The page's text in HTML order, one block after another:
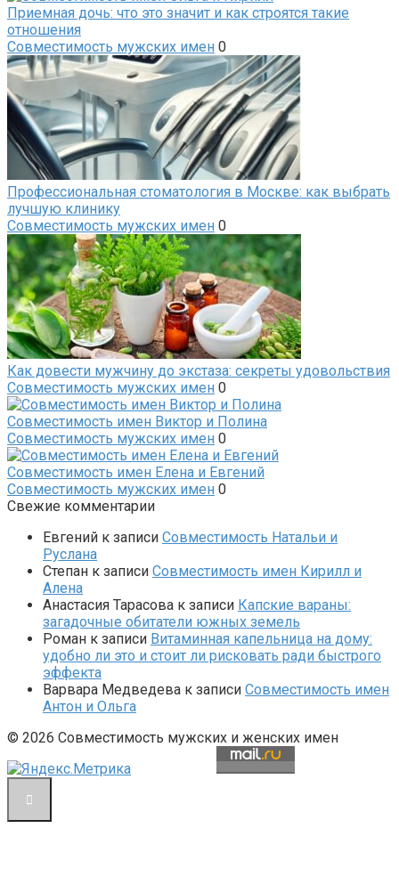
Приемная дочь: что это значит и как строятся такие
отношения
Совместимость мужских имен 0
Профессиональная стоматология в Москве: как выбрать
лучшую клинику
Совместимость мужских имен 0
Как довести мужчину до экстаза: секреты удовольствия
Совместимость мужских имен 0
Совместимость имен Виктор и Полина
Совместимость мужских имен 0
Совместимость имен Елена и Евгений
Совместимость мужских имен 0
Свежие комментарии
Евгений к записи Совместимость Натальи и
Руслана
Степан к записи Совместимость имен Кирилл и
Алена
Анастасия Тарасова к записи Капские вараны:
загадочные обитатели южных земель
Роман к записи Витаминная капельница на дому:
удобно ли это и стоит ли рисковать ради быстрого
эффекта
Варвара Медведева к записи Совместимость имен
Антон и Ольга
© 2026 Совместимость мужских и женских имен